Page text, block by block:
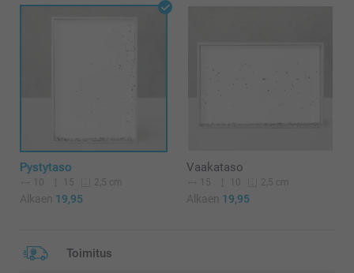
Pystytaso
10 15 2,5 cm
Alkaen 19,95
Vaakataso
15 10 2,5 cm
Alkaen 19,95
Toimitus